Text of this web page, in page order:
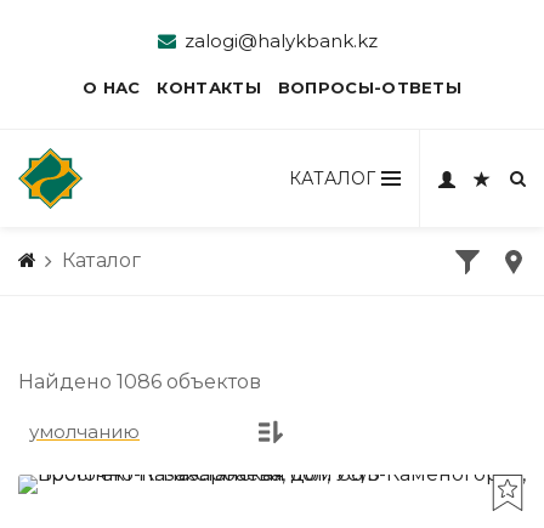
zalogi@halykbank.kz
О НАС КОНТАКТЫ ВОПРОСЫ-ОТВЕТЫ
КАТАЛОГ
Каталог
Найдено 1086 объектов